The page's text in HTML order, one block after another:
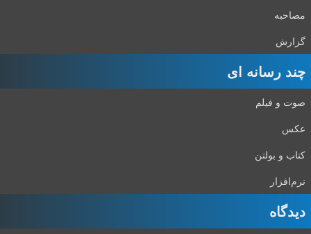
مصاحبه
گزارش
چند رسانه ای
صوت و فیلم
عکس
کتاب و بولتن
نرم‌افزار
دیدگاه‌